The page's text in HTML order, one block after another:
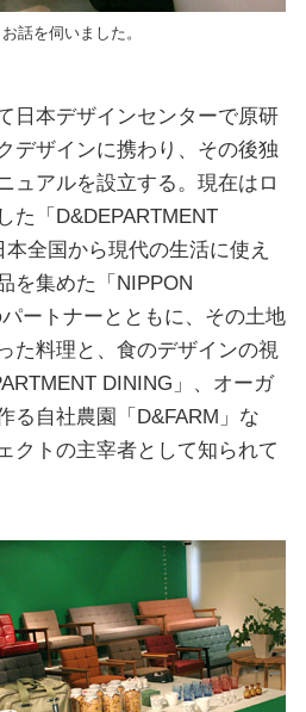
話を伺いました。
日本デザインセンターで原研
デザインに携わり、その後独
ュアルを設立する。現在はロ
た「D&DEPARTMENT
全国から現代の生活に使え
を集めた「NIPPON
ートナーとともに、その土地
た料理と、食のデザインの視
DINING」、オーガ
る自社農園「D&FARM」な
クトの主宰者として知られて